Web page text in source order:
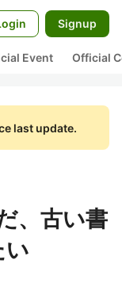
Signup
Event Official
last update.
、古い書
い